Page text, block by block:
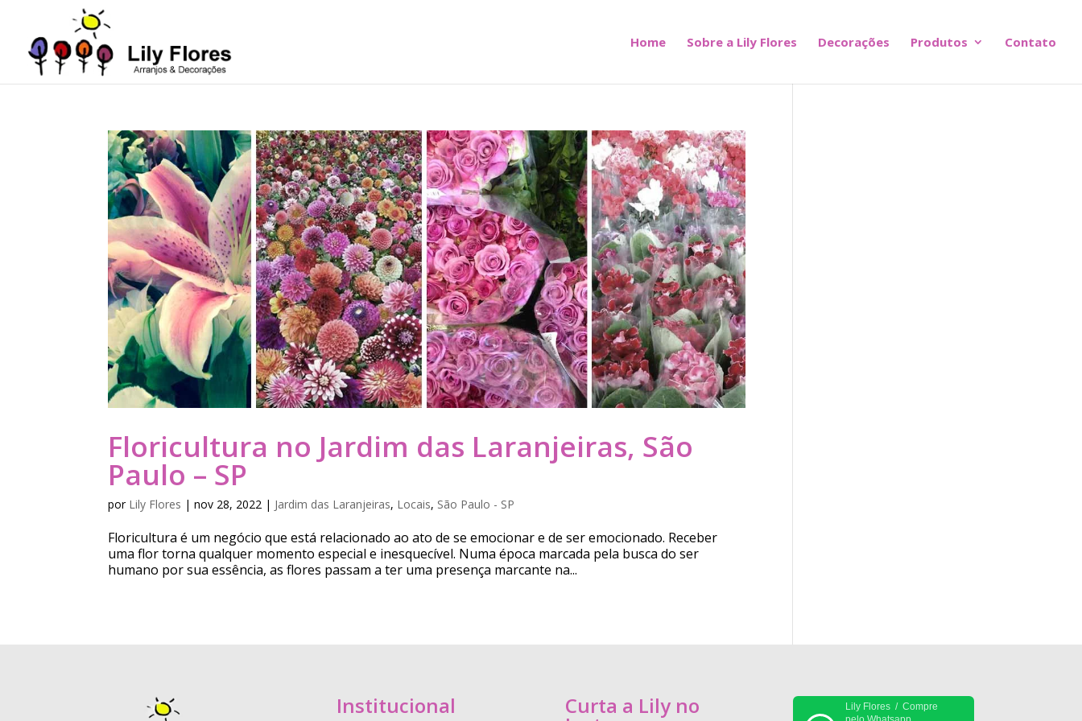
Home Sobre a Lily Flores Decorações Produtos Contato
Floricultura no Jardim das Laranjeiras, São
Paulo – SP
por Lily Flores |nov 28, 2022 | Jardim das Laranjeiras, Locais, São Paulo - SP
Floricultura é um negócio que está relacionado ao ato de se emocionar e de ser emocionado. Receber
uma flor torna qualquer momento especial e inesquecível. Numa época marcada pela busca do ser
humano por sua essência, as flores passam a ter uma presença marcante na...
Institucional Curta a Lily no
Lily Flores / Compre